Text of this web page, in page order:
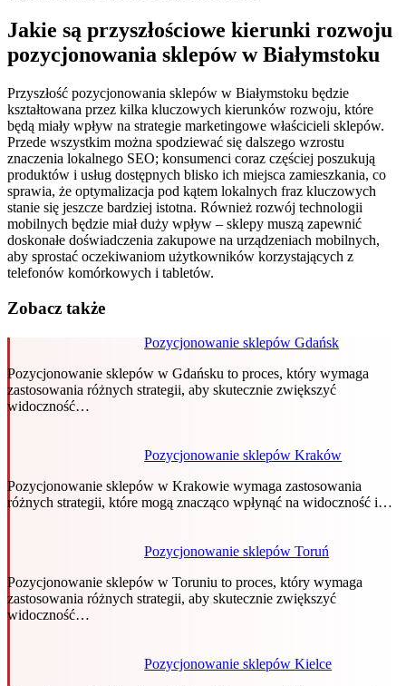
Jakie są przyszłościowe kierunki rozwoju
pozycjonowania sklepów w Białymstoku
Przyszłość pozycjonowania sklepów w Białymstoku będzie
kształtowana przez kilka kluczowych kierunków rozwoju, które
będą miały wpływ na strategie marketingowe właścicieli sklepów.
Przede wszystkim można spodziewać się dalszego wzrostu
znaczenia lokalnego SEO; konsumenci coraz częściej poszukują
produktów i usług dostępnych blisko ich miejsca zamieszkania, co
sprawia, że optymalizacja pod kątem lokalnych fraz kluczowych
stanie się jeszcze bardziej istotna. Również rozwój technologii
mobilnych będzie miał duży wpływ – sklepy muszą zapewnić
doskonałe doświadczenia zakupowe na urządzeniach mobilnych,
aby sprostać oczekiwaniom użytkowników korzystających z
telefonów komórkowych i tabletów.
Zobacz także
Pozycjonowanie sklepów Gdańsk
Pozycjonowanie sklepów w Gdańsku to proces, który wymaga
zastosowania różnych strategii, aby skutecznie zwiększyć
widoczność…
Pozycjonowanie sklepów Kraków
Pozycjonowanie sklepów w Krakowie wymaga zastosowania
różnych strategii, które mogą znacząco wpłynąć na widoczność i…
Pozycjonowanie sklepów Toruń
Pozycjonowanie sklepów w Toruniu to proces, który wymaga
zastosowania różnych strategii, aby skutecznie zwiększyć
widoczność…
Pozycjonowanie sklepów Kielce